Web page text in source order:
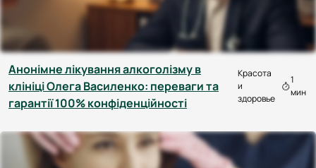
Анонімне лікування алкоголізму в
клініці Олега Василенко: переваги та
гарантії 100% конфіденційності
Красота
и
здоровье
1
мин